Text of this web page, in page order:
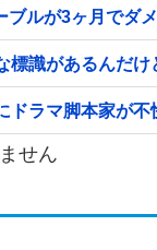
ルが3ヶ月でダ
標識があるんだ
ドラマ脚本家が
せん